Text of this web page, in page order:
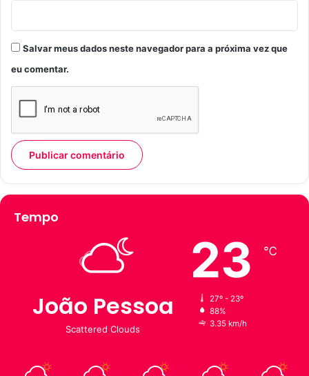
Salvar meus dados neste navegador para a próxima vez que
eu comentar.
Tempo
João Pessoa
Scattered Clouds
23 ℃
27º - 23º
88%
3.35 km/h